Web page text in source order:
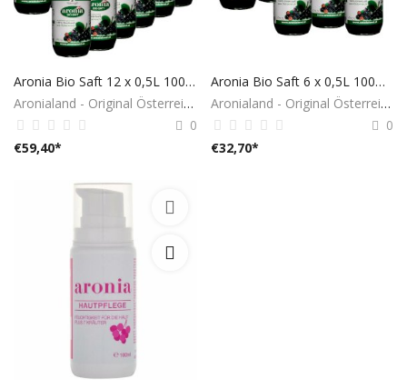
Aronia Bio Saft 12 x 0,5L 100% aus Österreich
Aronialand - Original Österreich
0
€59,40*
Aronia Bio Saft 6 x 0,5L 100% aus Österreich
Aronialand - Original Österreich
0
€32,70*